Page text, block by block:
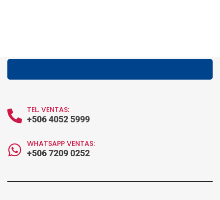
TEL. VENTAS:
+506 4052 5999
WHATSAPP VENTAS:
+506 7209 0252